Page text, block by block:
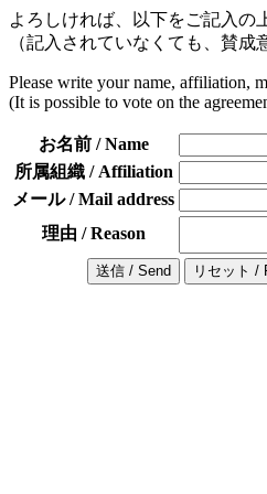
よろしければ、以下をご記入の
（記入されていなくても、賛成
Please write your name, affiliation,
(It is possible to vote on the
お名前 / Name
所属組織 / Affiliation
メール / Mail address
理由 / Reason